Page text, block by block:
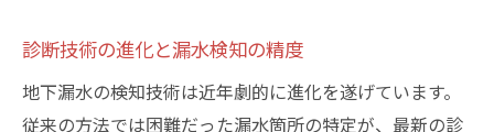
クラック補修後のメンテナンスで漏水を防ぐ秘
訣
定期点検の重要性とその実施方法
診断技術の進化と漏水検知の精度
地下漏水の検知技術は近年劇的に進化を遂げています。
従来の方法では困難だった漏水箇所の特定が、最新の診